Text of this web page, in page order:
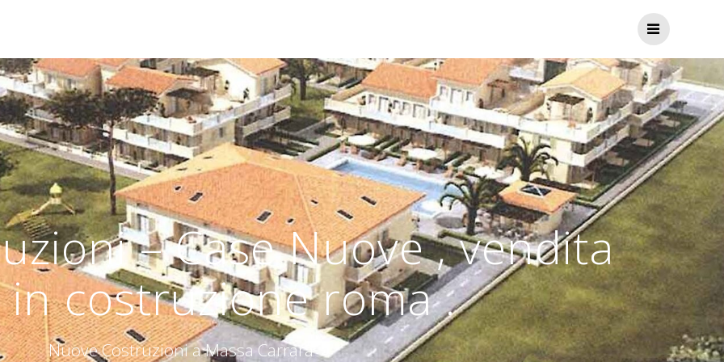
– Case Nuove , vendita
in costruzione roma .
Nuove Costruzioni a Massa Carrara